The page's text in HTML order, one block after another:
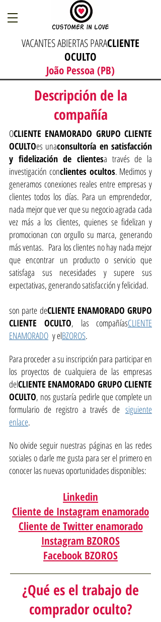
VACANTES ABIERTAS PARACLIENTE
OCULTO
João Pessoa (PB)
Descripción de la
compañía
OCLIENTE ENAMORADO GRUPO CLIENTE
OCULTOes unaconsultoría en satisfacción
y fidelización de clientesa través de la
investigación conclientes ocultos. Medimos y
generamos conexiones reales entre empresas y
clientes todos los días. Para un emprendedor,
nada mejor que ver que su negocio agrada cada
vez más a los clientes, quienes se fidelizan y
promocionan con orgullo su marca, generando
más ventas. Para los clientes no hay nada mejor
que encontrar un producto o servicio que
satisfaga sus necesidades y supere sus
expectativas, generando satisfacción y felicidad.
son parte deCLIENTE ENAMORADO GRUPO
CLIENTE OCULTO, las compañíasCLIENTE
ENAMORADO y elBZOROS.
Para proceder a su inscripción para participar en
los proyectos de cualquiera de las empresas
delCLIENTE ENAMORADO GRUPO CLIENTE
OCULTO, nos gustaría pedirle que complete un
formulario de registro a través de siguiente
enlace.
No olvide seguir nuestras páginas en las redes
sociales o darle me gusta para ser el primero en
conocer las nuevas oportunidades disponibles:
Linkedin
Cliente de Instagram enamorado
Cliente de Twitter enamorado
Instagram BZOROS
Facebook BZOROS
¿Qué es el trabajo de
comprador oculto?